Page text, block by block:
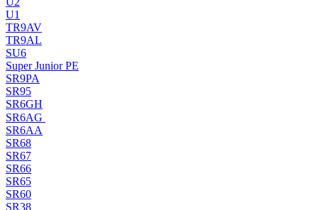
U1
TR9AV
TR9AL
SU6
Super Junior PE
SR9PA
SR95
SR6GH
SR6AG
SR6AA
SR68
SR67
SR66
SR65
SR60
SR38